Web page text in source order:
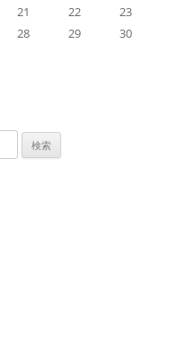
21 22
23
28 29
30